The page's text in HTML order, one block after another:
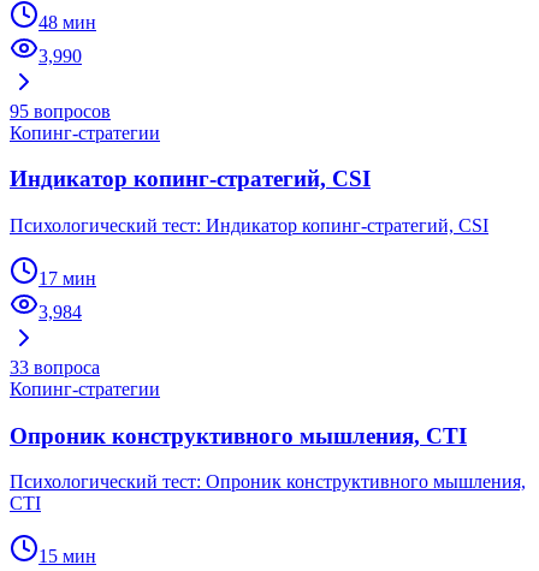
48 мин
3,990
95 вопросов
Копинг-стратегии
Индикатор копинг-стратегий, CSI
Психологический тест: Индикатор копинг-стратегий, CSI
17 мин
3,984
33 вопроса
Копинг-стратегии
Опроник конструктивного мышления, CTI
Психологический тест: Опроник конструктивного мышления,
CTI
15 мин